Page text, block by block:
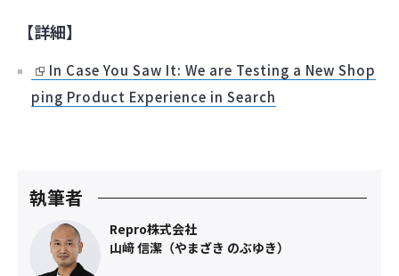
【詳細】
In Case You Saw It: We are Testing a New Shop
ping Product Experience in Search
執筆者
Repro株式会社
山﨑 信潔（やまざき のぶゆき）